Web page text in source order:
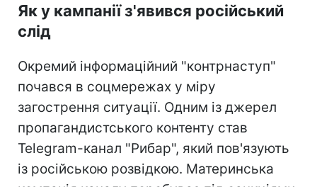
Як у кампанії з'явився російський
слід
Окремий інформаційний "контрнаступ"
почався в соцмережах у міру
загострення ситуації. Одним із джерел
пропагандистського контенту став
Telegram-канал "Рибар", який пов'язують
із російською розвідкою. Материнська